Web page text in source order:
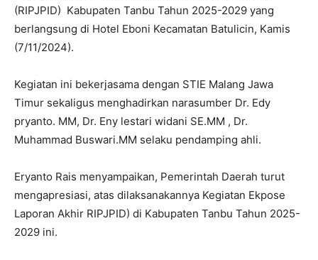
(RIPJPID) Kabupaten Tanbu Tahun 2025-2029 yang
berlangsung di Hotel Eboni Kecamatan Batulicin, Kamis
(7/11/2024).
Kegiatan ini bekerjasama dengan STIE Malang Jawa
Timur sekaligus menghadirkan narasumber Dr. Edy
pryanto. MM, Dr. Eny lestari widani SE.MM , Dr.
Muhammad Buswari.MM selaku pendamping ahli.
Eryanto Rais menyampaikan, Pemerintah Daerah turut
mengapresiasi, atas dilaksanakannya Kegiatan Ekpose
Laporan Akhir RIPJPID) di Kabupaten Tanbu Tahun 2025-
2029 ini.